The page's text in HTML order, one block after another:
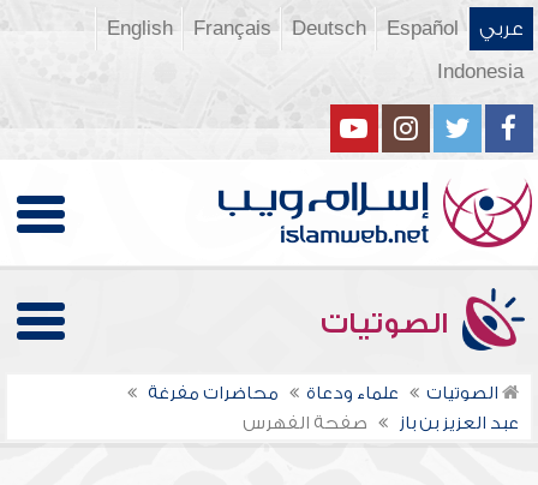
عربي Español
Deutsch
Français
English
Indonesia
الصوتيات
الصوتيات علماء ودعاة
محاضرات مفرغة
عبد العزيز بن باز
صفحة الفهرس